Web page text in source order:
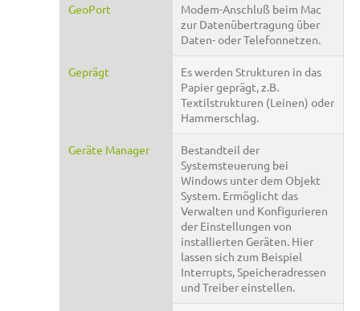
GeoPort
Modem-Anschluß beim Mac
zur Datenübertragung über
Daten- oder Telefonnetzen.
Geprägt
Es werden Strukturen in das
Papier geprägt, z.B.
Textilstrukturen (Leinen) oder
Hammerschlag.
Geräte Manager
Bestandteil der
Systemsteuerung bei
Windows unter dem Objekt
System. Ermöglicht das
Verwalten und Konfigurieren
der Einstellungen von
installierten Geräten. Hier
lassen sich zum Beispiel
Interrupts, Speicheradressen
und Treiber einstellen.